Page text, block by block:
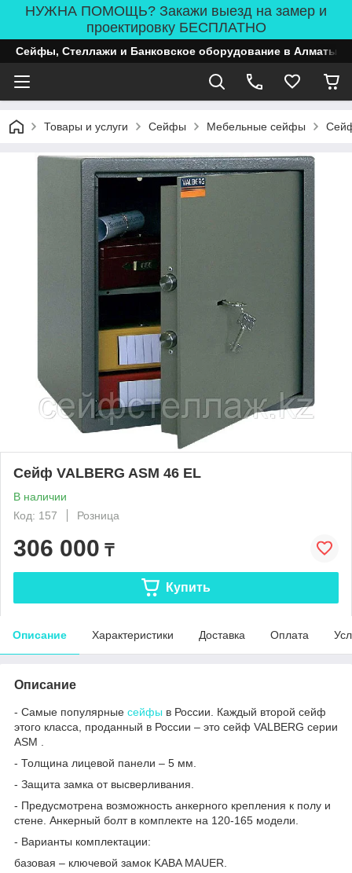
НУЖНА ПОМОЩЬ? Закажи выезд на замер и
проектировку БЕСПЛАТНО
Сейфы, Стеллажи и Банковское оборудование в Алматы
Товары и услуги Сейфы Мебельные сейфы
Сейф VALBERG ASM 46 EL
В наличии
Код: 157
Розница
306 000 ₸
Купить
Описание Характеристики Доставка Оплата
Описание
- Самые популярные сейфы в России. Каждый второй сейф
этого класса, проданный в России – это сейф VALBERG серии
ASM .
- Толщина лицевой панели – 5 мм.
- Защита замка от высверливания.
- Предусмотрена возможность анкерного крепления к полу и
стене. Анкерный болт в комплекте на 120-165 модели.
- Варианты комплектации:
базовая – ключевой замок KABA MAUER.